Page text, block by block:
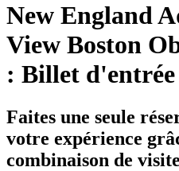
New England
View Boston
: Billet d'entrée
Faites une seule
votre expérience
combinaison de